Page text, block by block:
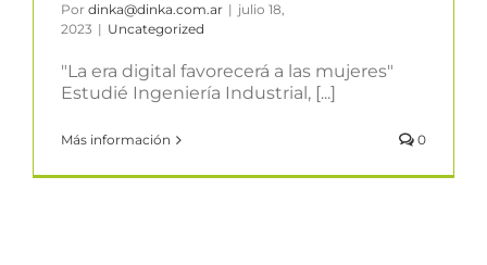
Por dinka@dinka.com.ar | julio 18,
2023 | Uncategorized
"La era digital favorecerá a las mujeres"
Estudié Ingeniería Industrial, [...]
Más información 0